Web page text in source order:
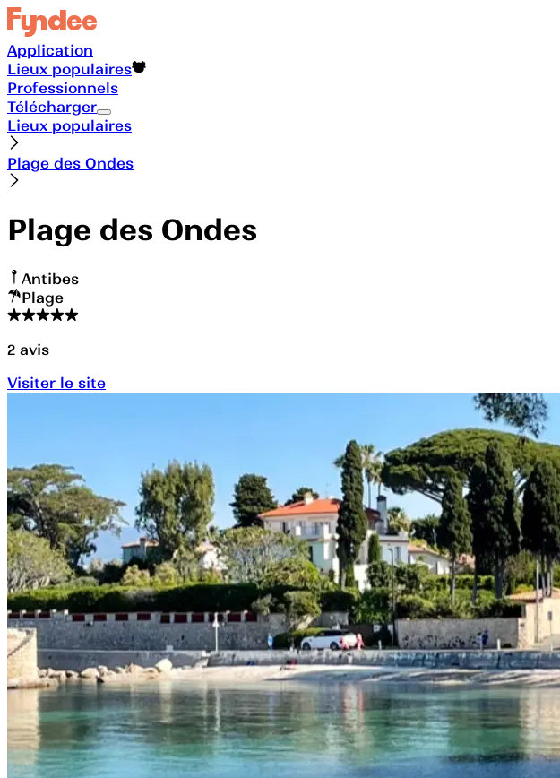
Application
Lieux populaires
Professionnels
Télécharger
Lieux populaires
Plage des Ondes
Plage des Ondes
Antibes
Plage
2 avis
Visiter le site